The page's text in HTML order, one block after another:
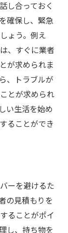
し合っておく
確保し、緊急
ょう。例え
、すぐに業者
が求められま
、トラブルが
とが求められ
い生活を始め
ることができ
ーを避けるた
の見積もりを
ることがポイ
し、持ち物を